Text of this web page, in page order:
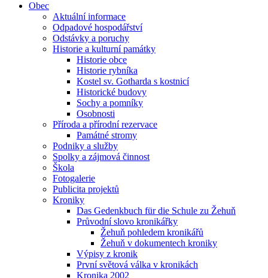
Obec
Aktuální informace
Odpadové hospodářství
Odstávky a poruchy
Historie a kulturní památky
Historie obce
Historie rybníka
Kostel sv. Gotharda s kostnicí
Historické budovy
Sochy a pomníky
Osobnosti
Příroda a přírodní rezervace
Památné stromy
Podniky a služby
Spolky a zájmová činnost
Škola
Fotogalerie
Publicita projektů
Kroniky
Das Gedenkbuch für die Schule zu Žehuň
Průvodní slovo kronikářky
Žehuň pohledem kronikářů
Žehuň v dokumentech kroniky
Výpisy z kronik
První světová válka v kronikách
Kronika 2002